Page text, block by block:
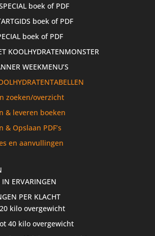
boek of PDF
boek of PDF
boek of PDF
KOOLHYDRATENMONSTER
WEEKMENU’S
zoeken/overzicht
& leveren boeken
& Opslaan PDF’s
en aanvullingen
ERVARINGEN
PER KLACHT
kilo overgewicht
40 kilo overgewicht